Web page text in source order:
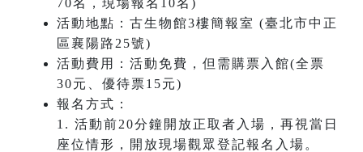
活動地點：古生物館3樓簡報室 (臺北市中正
區襄陽路25號)
活動費用：活動免費，但需購票入館(全票
30元、優待票15元)
報名方式：
1. 活動前20分鐘開放正取者入場，再視當日
座位情形，開放現場觀眾登記報名入場。